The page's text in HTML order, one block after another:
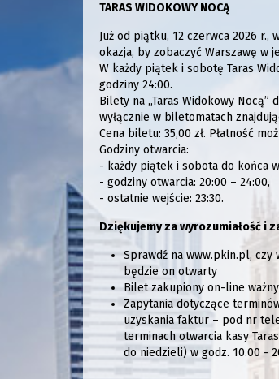
TARAS WIDOKOWY NOCĄ
Już od piątku, 12 czerwca 2026 r.,
okazja, by zobaczyć Warszawę w
W każdy piątek i sobotę Taras
godziny 24:00.
Bilety na „Taras Widokowy
wyłącznie w biletomatach
Cena biletu: 35,00 zł. Płatność
Godziny otwarcia:
- każdy piątek i sobota do końca
- godziny otwarcia: 20:00 – 24:00,
- ostatnie wejście: 23:30.
Dziękujemy za wyrozumiałość i
Sprawdź na www.pkin.pl, czy
będzie on otwarty
Bilet zakupiony on-line
Zapytania dotyczące
uzyskania faktur – pod nr
terminach otwarcia kasy
do niedzieli) w godz. 10.00 -